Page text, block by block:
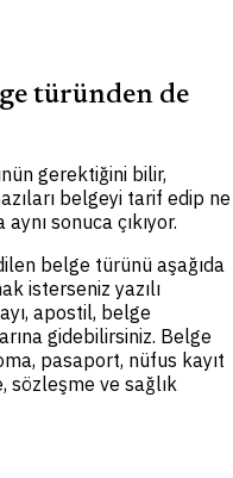
türünden de
gerektiğini bilir,
belgeyi tarif edip ne
sonuca çıkıyor.
belge türünü aşağıda
isterseniz yazılı
apostil, belge
gidebilirsiniz. Belge
pasaport, nüfus kayıt
sözleşme ve sağlık